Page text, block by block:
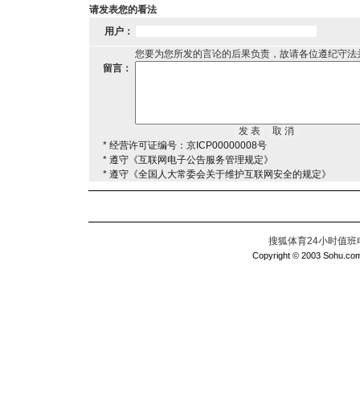
请发表您的看法
用户：
您要为您所发的言论的后果负责，故请各位遵纪守
留言：
* 经营许可证编号：京ICP00000008号
* 遵守《互联网电子公告服务管理规定》
* 遵守《全国人大常委会关于维护互联网安全的规定》
搜狐体育24小时值
Copyright © 2003